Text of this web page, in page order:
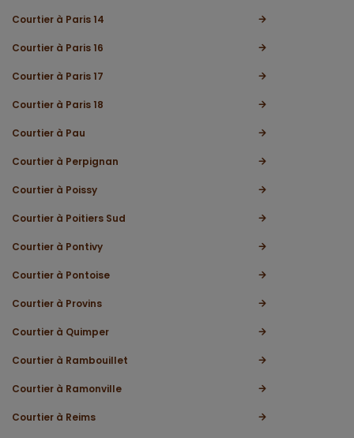
Courtier à Paris 14
Courtier à Paris 16
Courtier à Paris 17
Courtier à Paris 18
Courtier à Pau
Courtier à Perpignan
Courtier à Poissy
Courtier à Poitiers Sud
Courtier à Pontivy
Courtier à Pontoise
Courtier à Provins
Courtier à Quimper
Courtier à Rambouillet
Courtier à Ramonville
Courtier à Reims